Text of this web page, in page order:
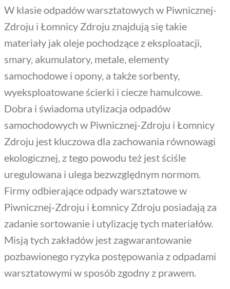
W klasie odpadów warsztatowych w Piwnicznej-
Zdroju i Łomnicy Zdroju znajdują się takie
materiały jak oleje pochodzące z eksploatacji,
smary, akumulatory, metale, elementy
samochodowe i opony, a także sorbenty,
wyeksploatowane ścierki i ciecze hamulcowe.
Dobra i świadoma utylizacja odpadów
samochodowych w Piwnicznej-Zdroju i Łomnicy
Zdroju jest kluczowa dla zachowania równowagi
ekologicznej, z tego powodu też jest ściśle
uregulowana i ulega bezwzględnym normom.
Firmy odbierające odpady warsztatowe w
Piwnicznej-Zdroju i Łomnicy Zdroju posiadają za
zadanie sortowanie i utylizację tych materiałów.
Misją tych zakładów jest zagwarantowanie
pozbawionego ryzyka postępowania z odpadami
warsztatowymi w sposób zgodny z prawem.